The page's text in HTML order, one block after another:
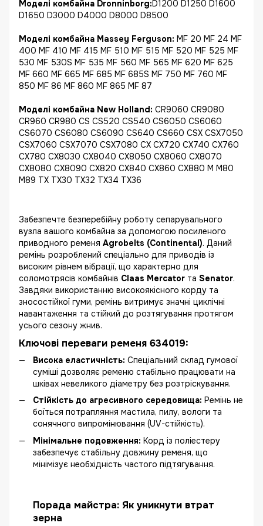
Моделі комбайна Dronninborg:D1200 D1250 D1600
D1650 D3000 D4000 D8000 D8500
Моделі комбайна Massey Ferguson: MF 20 MF 24 MF
400 MF 410 MF 415 MF 510 MF 515 MF 520 MF 525 MF
530 MF 530S MF 535 MF 560 MF 565 MF 620 MF 625
MF 660 MF 665 MF 685 MF 685S MF 750 MF 760 MF
850 MF 86 MF 860 MF 865 MF 87
Моделі комбайна New Holland: CR9060 CR9080
CR960 CR980 CS CS520 CS540 CS6050 CS6060
CS6070 CS6080 CS6090 CS640 CS660 CSX CSX7050
CSX7060 CSX7070 CSX7080 CX CX720 CX740 CX760
CX780 CX8030 CX8040 CX8050 CX8060 CX8070
CX8080 CX8090 CX820 CX840 CX860 CX880 M M80
M89 TX TX30 TX32 TX34 TX36
Забезпечте безперебійну роботу сепарувального
вузла вашого комбайна за допомогою посиленого
приводного ременя Agrobelts (Continental). Даний
ремінь розроблений спеціально для приводів із
високим рівнем вібрації, що характерно для
соломотрясів комбайнів Claas Mercator та Senator.
Завдяки використанню високоякісного корду та
зносостійкої гуми, ремінь витримує значні циклічні
навантаження та стійкий до розтягування протягом
усього сезону жнив.
Ключові переваги ременя 634019:
Висока еластичність: Спеціальний склад гумової
суміші дозволяє ременю стабільно працювати на
шківах невеликого діаметру без розтріскування.
Стійкість до агресивного середовища: Ремінь не
боїться потрапляння мастила, пилу, вологи та
сонячного випромінювання (UV-стійкість).
Мінімальне подовження: Корд із поліестеру
забезпечує стабільну довжину ременя, що
мінімізує необхідність частого підтягування.
Порада майстра: Як уникнути втрат
зерна